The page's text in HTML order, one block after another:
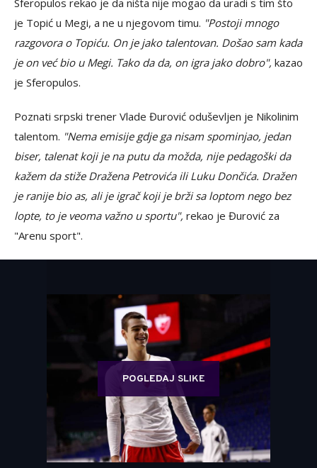
Sferopulos rekao je da ništa nije mogao da uradi s tim što
je Topić u Megi, a ne u njegovom timu. "Postoji mnogo
razgovora o Topiću. On je jako talentovan. Došao sam kada
je on već bio u Megi. Tako da da, on igra jako dobro", kazao
je Sferopulos.
Poznati srpski trener Vlade Đurović oduševljen je Nikolinim
talentom. "Nema emisije gdje ga nisam spominjao, jedan
biser, talenat koji je na putu da možda, nije pedagoški da
kažem da stiže Dražena Petrovića ili Luku Dončića. Dražen
je ranije bio as, ali je igrač koji je brži sa loptom nego bez
lopte, to je veoma važno u sportu", rekao je Đurović za
"Arenu sport".
POGLEDAJ SLIKE